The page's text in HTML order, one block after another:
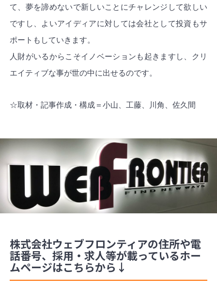
て、夢を諦めないで新しいことにチャレンジして欲しい
ですし、よいアイディアに対しては会社として投資もサ
ポートもしていきます。
人財がいるからこそイノベーションも起きますし、クリ
エイティブな事が世の中に出せるのです。
☆取材・記事作成・構成＝小山、工藤、川角、佐久間
株式会社ウェブフロンティアの住所や電
話番号、採用・求人等が載っているホー
ムページはこちらから↓